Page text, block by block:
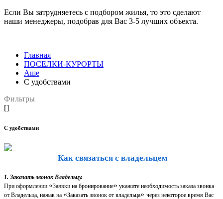
Если Вы затрудняетесь с подбором жилья, то это сделают
наши менеджеры, подобрав для Вас 3-5 лучших объекта.
Главная
ПОСЕЛКИ-КУРОРТЫ
Аше
С удобствами
Фильтры
[]
С удобствами
Как связаться с владельцем
1. Заказать звонок Владельцу.
При оформлении «Заявки на бронирование» укажите необходимость заказа звонка
от Владельца, нажав на «Заказать звонок от владельца» через некоторое время Вас